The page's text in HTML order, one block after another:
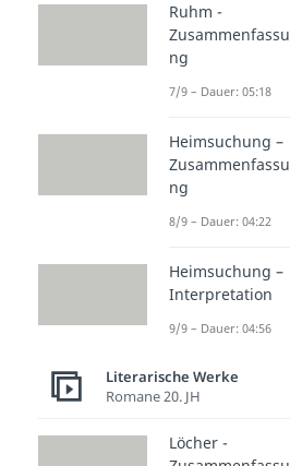
Ruhm -
Zusammenfassu
ng
7/9 – Dauer: 05:18
Heimsuchung –
Zusammenfassu
ng
8/9 – Dauer: 04:22
Heimsuchung –
Interpretation
9/9 – Dauer: 04:56
Literarische Werke
Romane 20. JH
Löcher -